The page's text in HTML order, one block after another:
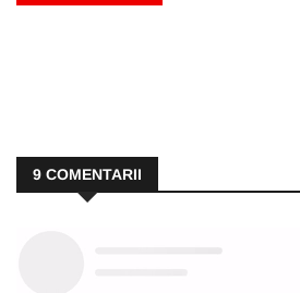
9 COMENTARII